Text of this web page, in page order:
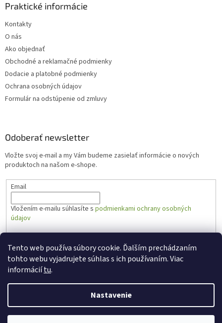
Tento web používa súbory cookie. Ďalším prechádzaním
tohto webu vyjadrujete súhlas s ich používaním. Viac
informáciítu.
Nastavenie
Praktické informácie
Kontakty
O nás
Ako objednať
Obchodné a reklamačné podmienky
Dodacie a platobné podmienky
Ochrana osobných údajov
Formulár na odstúpenie od zmluvy
Odoberať newsletter
Vložte svoj e-mail a my Vám budeme zasielať informácie o nových
produktoch na našom e-shope.
Email
Vložením e-mailu súhlasíte s podmienkami ochrany osobných
údajov
Vytvoril Shoptet
Copyright 2026Zabal.sk. Všetky práva vyhradené.